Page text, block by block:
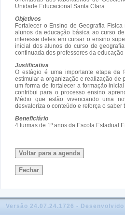
Unidade Educacional Santa Clara.
Objetivos
Fortalecer o Ensino de Geografia
alunos da educação básica ao curso
interesse deles em cursar o ensino
inicial dos alunos do curso de
continuada dos professores da educação
Justificativa
O estágio é uma importante etapa da
estimular a organização e realização de
um forma de fortalecer a formação
contribui para o processo ensino
Médio que estão vivenciando uma
desvaloriza o conteúdo e reforça o saber
Beneficiário
4 turmas de 1º anos da Escola Estadual
Voltar para a agenda
Fechar
Versão 24.07.24.1726 -